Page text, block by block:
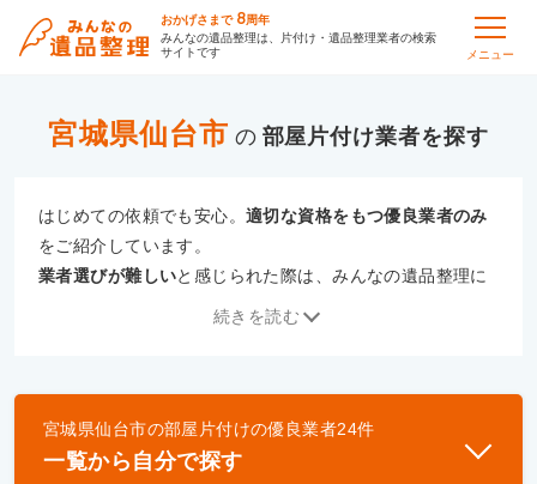
おかげさまで 8周年
みんなの遺品整理は、片付け・遺品整理業者の検索
サイトです
メニュー
宮城県仙台市 の 部屋片付け
はじめての依頼でも安心。適切な資格をもつ優良業者のみ
をご紹介しています。
業者選びが難しいと感じられた際は、みんなの遺品整理に
優良業者とは
一般財団法人遺品整理認定協会、および一般社団法
続きを読む
宮城県仙台市の部屋片付けの優良業者24件
一覧から自分で探す